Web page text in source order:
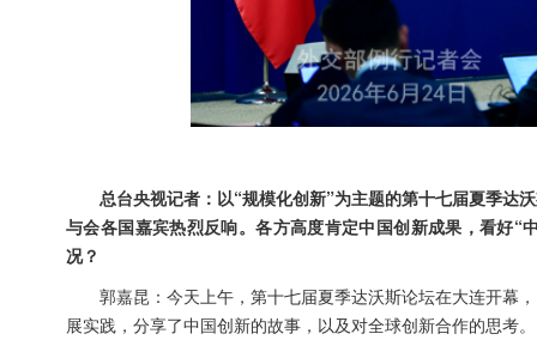
总台央视记者：以“规模化创新”为主题的第十七届夏季达
与会各国嘉宾热烈反响。各方高度肯定中国创新成果，看好
况？
郭嘉昆：今天上午，第十七届夏季达沃斯论坛在大连开幕
展实践，分享了中国创新的故事，以及对全球创新合作的思考。